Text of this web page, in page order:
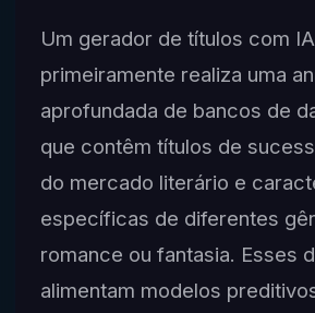
Um gerador de títulos com IA
primeiramente realiza uma
aprofundada de bancos de
que contêm títulos de
do mercado literário e
específicas de diferentes
romance ou fantasia. Esses
alimentam modelos